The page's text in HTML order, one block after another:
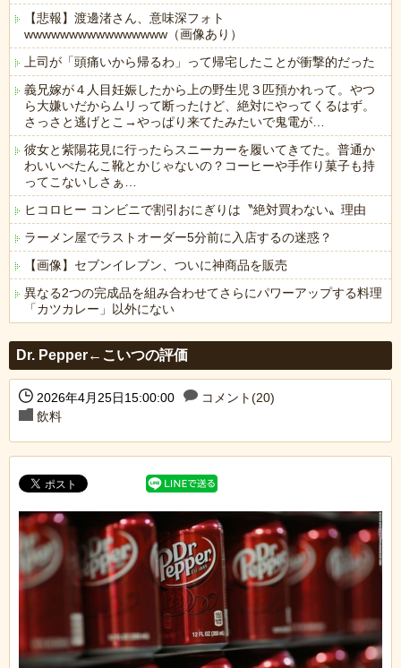
【悲報】渡邊渚さん、意味深フォト
wwwwwwwwwwwwwwww（画像あり）
上司が「頭痛いから帰るわ」って帰宅したことが衝撃的だった
義兄嫁が４人目妊娠したから上の野生児３匹預かれって。やつ
ら大嫌いだからムリって断ったけど、絶対にやってくるはず。
さっさと逃げとこ→やっぱり来てたみたいで鬼電が…
彼女と紫陽花見に行ったらスニーカーを履いてきてた。普通か
わいいぺたんこ靴とかじゃないの？コーヒーや手作り菓子も持
ってこないしさぁ…
ヒコロヒー コンビニで割引おにぎりは〝絶対買わない〟理由
ラーメン屋でラストオーダー5分前に入店するの迷惑？
【画像】セブンイレブン、ついに神商品を販売
異なる2つの完成品を組み合わせてさらにパワーアップする料理
「カツカレー」以外にない
Dr. Pepper←こいつの評価
2026年4月25日15:00:00
コメント(20)
飲料